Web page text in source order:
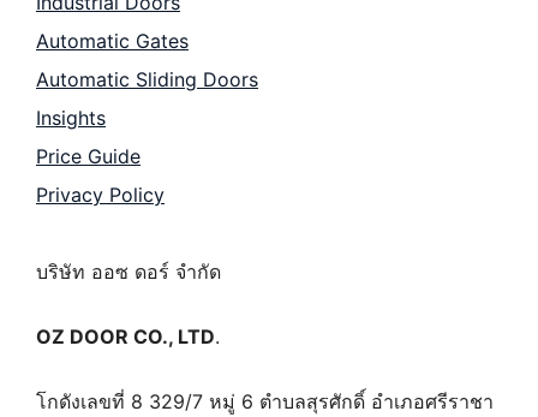
Automatic Gates
Automatic Sliding Doors
Insights
Price Guide
Privacy Policy
บริษัท ออซ ดอร์ จำกัด
OZ DOOR CO., LTD.
โกดังเลขที่ 8 329/7 หมู่ 6 ตำบลสุรศักดิ์ อำเภอศรีราชา